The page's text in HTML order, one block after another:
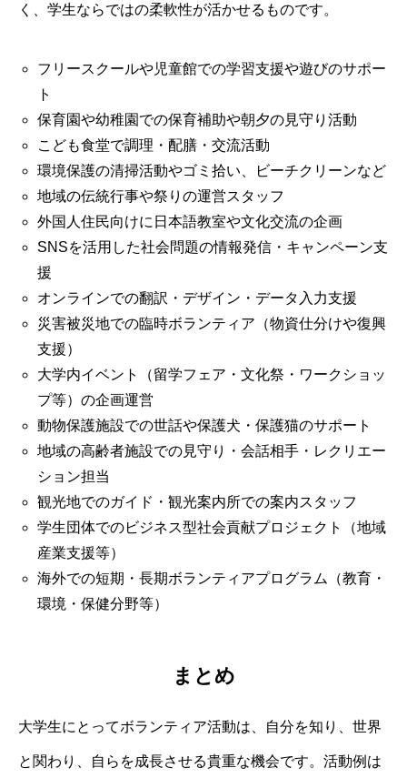
く、学生ならではの柔軟性が活かせるものです。
フリースクールや児童館での学習支援や遊びのサポー
ト
保育園や幼稚園での保育補助や朝夕の見守り活動
こども食堂で調理・配膳・交流活動
環境保護の清掃活動やゴミ拾い、ビーチクリーンなど
地域の伝統行事や祭りの運営スタッフ
外国人住民向けに日本語教室や文化交流の企画
SNSを活用した社会問題の情報発信・キャンペーン支
援
オンラインでの翻訳・デザイン・データ入力支援
災害被災地での臨時ボランティア（物資仕分けや復興
支援）
大学内イベント（留学フェア・文化祭・ワークショッ
プ等）の企画運営
動物保護施設での世話や保護犬・保護猫のサポート
地域の高齢者施設での見守り・会話相手・レクリエー
ション担当
観光地でのガイド・観光案内所での案内スタッフ
学生団体でのビジネス型社会貢献プロジェクト（地域
産業支援等）
海外での短期・長期ボランティアプログラム（教育・
環境・保健分野等）
まとめ
大学生にとってボランティア活動は、自分を知り、世界
と関わり、自らを成長させる貴重な機会です。活動例は